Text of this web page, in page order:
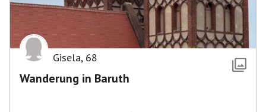
Gisela, 68
Wanderung in Baruth